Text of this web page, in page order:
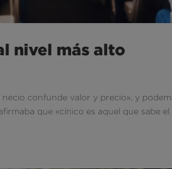
nivel más alto
confunde valor y precio», y
que «cínico es aquel que sabe